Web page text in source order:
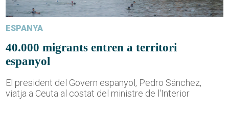
ESPANYA
40.000 migrants entren a territori
espanyol
El president del Govern espanyol, Pedro Sánchez,
viatja a Ceuta al costat del ministre de l'Interior